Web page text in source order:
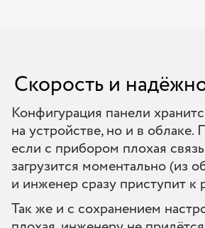
Скорость и
Конфигурация панели
на устройстве, но и в облаке.
если с прибором плохая
загрузится моментально (из
и инженер сразу приступит к
Так же и с сохранением